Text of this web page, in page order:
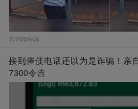
2026/08/06
接到催债电话还以为是诈骗！亲
7300令吉